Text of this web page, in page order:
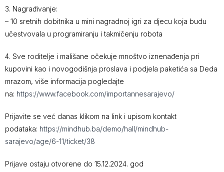
3. Nagrađivanje:
– 10 sretnih dobitnika u mini nagradnoj igri za djecu koja budu
učestvovala u programiranju i takmičenju robota
4. Sve roditelje i mališane očekuje mnoštvo iznenađenja pri
kupovini kao i novogodišnja proslava i podjela paketića sa Deda
mrazom, više informacija pogledajte
na: https://www.facebook.com/importannesarajevo/
Prijavite se već danas klikom na link i upisom kontakt
podataka: https://mindhub.ba/demo/hall/mindhub-
sarajevo/age/6-11/ticket/38
Prijave ostaju otvorene do 15.12.2024. god